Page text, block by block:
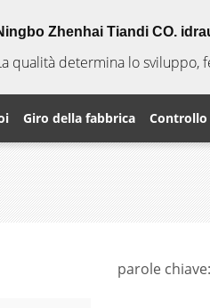
Zhenhai Tiandi CO.
qualità determina lo sviluppo,
Giro della fabbrica
parole chiave: